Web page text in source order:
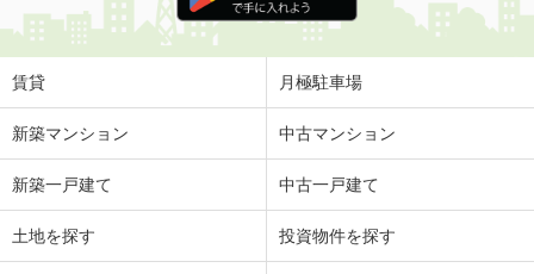
賃貸 月極駐車場
新築マンション 中古マンション
新築一戸建て 中古一戸建て
土地を探す 投資物件を探す